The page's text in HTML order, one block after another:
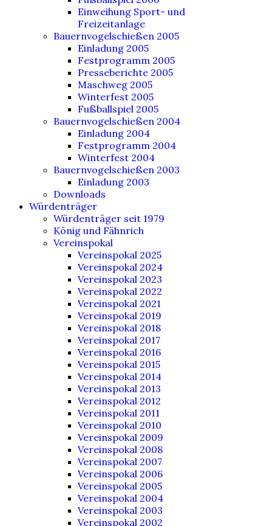
Einweihung Sport- und
Freizeitanlage
Bauernvogelschießen 2005
Einladung 2005
Festprogramm 2005
Presseberichte 2005
Maschweg 2005
Winterfest 2005
Fußballspiel 2005
Bauernvogelschießen 2004
Einladung 2004
Festprogramm 2004
Winterfest 2004
Bauernvogelschießen 2003
Einladung 2003
Downloads
Würdenträger
Würdenträger seit 1979
König und Fähnrich
Vereinspokal
Vereinspokal 2025
Vereinspokal 2024
Vereinspokal 2023
Vereinspokal 2022
Vereinspokal 2021
Vereinspokal 2019
Vereinspokal 2018
Vereinspokal 2017
Vereinspokal 2016
Vereinspokal 2015
Vereinspokal 2014
Vereinspokal 2013
Vereinspokal 2012
Vereinspokal 2011
Vereinspokal 2010
Vereinspokal 2009
Vereinspokal 2008
Vereinspokal 2007
Vereinspokal 2006
Vereinspokal 2005
Vereinspokal 2004
Vereinspokal 2003
Vereinspokal 2002